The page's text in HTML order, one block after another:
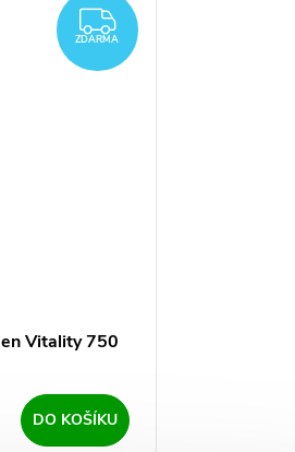
ZDARMA
ZDARMA
Vitality 750
DO KOŠÍKU